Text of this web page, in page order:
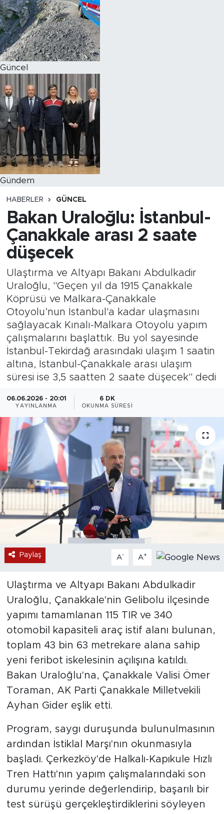
Güncel
Gündem
HABERLER GÜNCEL
Bakan Uraloğlu: İstanbul-
Çanakkale arası 2 saate
düşecek
Ulaştırma ve Altyapı Bakanı Abdulkadir
Uraloğlu, "Geçen yıl da 1915 Çanakkale
Köprüsü ve Malkara-Çanakkale
Otoyolu’nun İstanbul'a kadar ulaşmasını
sağlayacak Kınalı-Malkara Otoyolu yapım
çalışmalarını başlattık. Bu yol sayesinde
İstanbul-Tekirdağ arasındaki ulaşım 1 saatin
altına, İstanbul-Çanakkale arası ulaşım
süresi ise 3,5 saatten 2 saate düşecek" dedi
06.06.2026 - 20:01
YAYINLANMA
6 DK
OKUNMA SÜRESI
Paylaş A- A+
Ulaştırma ve Altyapı Bakanı Abdulkadir
Uraloğlu, Çanakkale'nin Gelibolu ilçesinde
yapımı tamamlanan 115 TIR ve 340
otomobil kapasiteli araç istif alanı bulunan,
toplam 43 bin 63 metrekare alana sahip
yeni feribot iskelesinin açılışına katıldı.
Bakan Uraloğlu'na, Çanakkale Valisi Ömer
Toraman, AK Parti Çanakkale Milletvekili
Ayhan Gider eşlik etti.
Program, saygı duruşunda bulunulmasının
ardından İstiklal Marşı'nın okunmasıyla
başladı. Çerkezköy'de Halkalı-Kapıkule Hızlı
Tren Hattı'nın yapım çalışmalarındaki son
durumu yerinde değerlendirip, başarılı bir
test sürüşü gerçekleştirdiklerini söyleyen
Magazin
Özel Haber
Politika
Resmi İlanlar
Sağlık
Spor
Turizm